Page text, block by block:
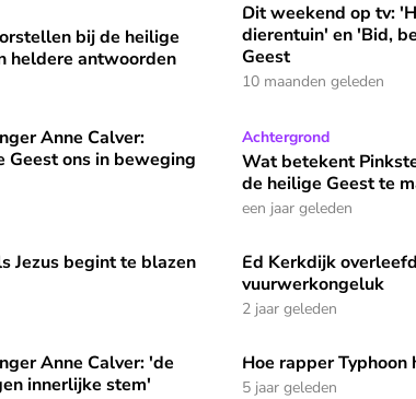
bij de heilige Geest? Zeven vragen en
bij de heilige
heldere antwoorden
Dit weekend op tv:
⭐ Premium
Dit weekend op tv:
dierentuin' en 'Bid,
Geest
10 maanden geleden
Anne Calver: 'Geloven we nog dat de Geest ons
Anne Calver:
Geest ons in beweging
Wat betekent
Achtergrond
Wat betekent
de heilige Geest te
een jaar geleden
Jezus begint te blazen
Jezus begint te blazen Ed Kerkdijk
Ed Kerkdijk
vuurwerkongeluk
2 jaar geleden
Anne Calver: 'de Geest werkt door je eigen
Anne Calver: 'de
innerlijke stem'
Hoe rapper Typhoon
Hoe rapper
5 jaar geleden